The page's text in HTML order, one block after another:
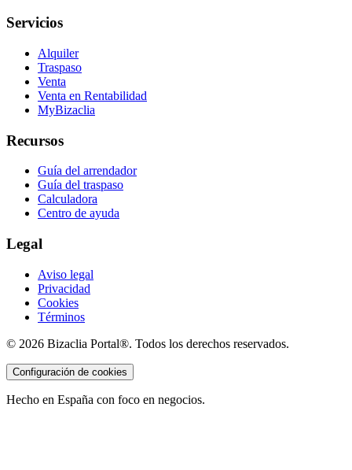
Servicios
Alquiler
Traspaso
Venta
Venta en Rentabilidad
MyBizaclia
Recursos
Guía del arrendador
Guía del traspaso
Calculadora
Centro de ayuda
Legal
Aviso legal
Privacidad
Cookies
Términos
© 2026 Bizaclia Portal®. Todos los derechos reservados.
Configuración de cookies
Hecho en España con foco en negocios.